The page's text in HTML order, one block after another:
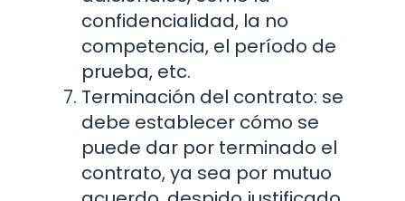
confidencialidad, la no
competencia, el período de
prueba, etc.
Terminación del contrato: se
debe establecer cómo se
puede dar por terminado el
contrato, ya sea por mutuo